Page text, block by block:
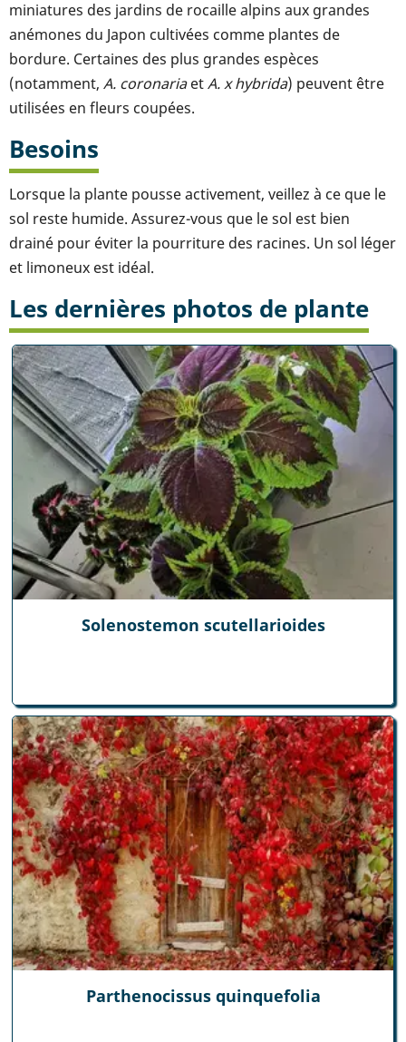
miniatures des jardins de rocaille alpins aux grandes
anémones du Japon cultivées comme plantes de
bordure. Certaines des plus grandes espèces
(notamment, A. coronariaetA. x hybrida) peuvent être
utilisées en fleurs coupées.
Besoins
Lorsque la plante pousse activement, veillez à ce que le
sol reste humide. Assurez-vous que le sol est bien
drainé pour éviter la pourriture des racines. Un sol léger
et limoneux est idéal.
Les dernières photos de plante
Solenostemon scutellarioides
Parthenocissus quinquefolia